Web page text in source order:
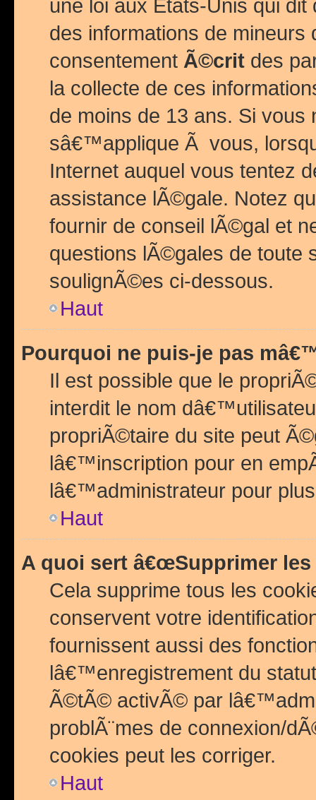
une loi aux Etats-Unis qui
des informations de mineurs
consentement Ã©crit des
la collecte de ces
de moins de 13 ans. Si
sâ€™applique Ã vous,
Internet auquel vous tentez
assistance lÃ©gale. Notez
fournir de conseil lÃ©gal et
questions lÃ©gales de
soulignÃ©es ci-dessous.
Haut
Pourquoi ne puis-je pas
Il est possible que le
interdit le nom
propriÃ©taire du site peut
lâ€™inscription pour en
lâ€™administrateur pour
Haut
A quoi sert â€œSupprimer les
Cela supprime tous les
conservent votre
fournissent aussi des
lâ€™enregistrement du
Ã©tÃ© activÃ© par
problÃ¨mes de connexion/
cookies peut les corriger.
Haut